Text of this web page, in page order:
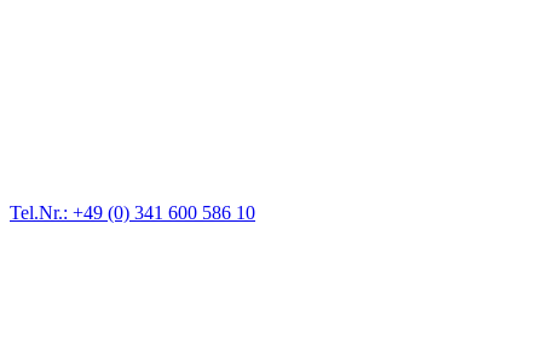
Tel.Nr.: +49 (0) 341 600 586 10